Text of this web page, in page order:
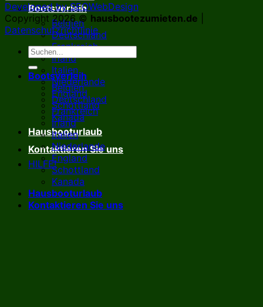
Bootsverleih
Belgien
Deutschland
Frankreich
Irland
Italien
Niederlande
England
Schottland
Kanada
Hausbooturlaub
Kontaktieren Sie uns
HILFE!
Developed by SEOWebDesign
Copyright 2026 © hausbootezumieten.de
Datenschutzrichtlinie
Bootsverleih
Belgien
Deutschland
Frankreich
Irland
Italien
Niederlande
England
Schottland
Kanada
Hausbooturlaub
Kontaktieren Sie uns